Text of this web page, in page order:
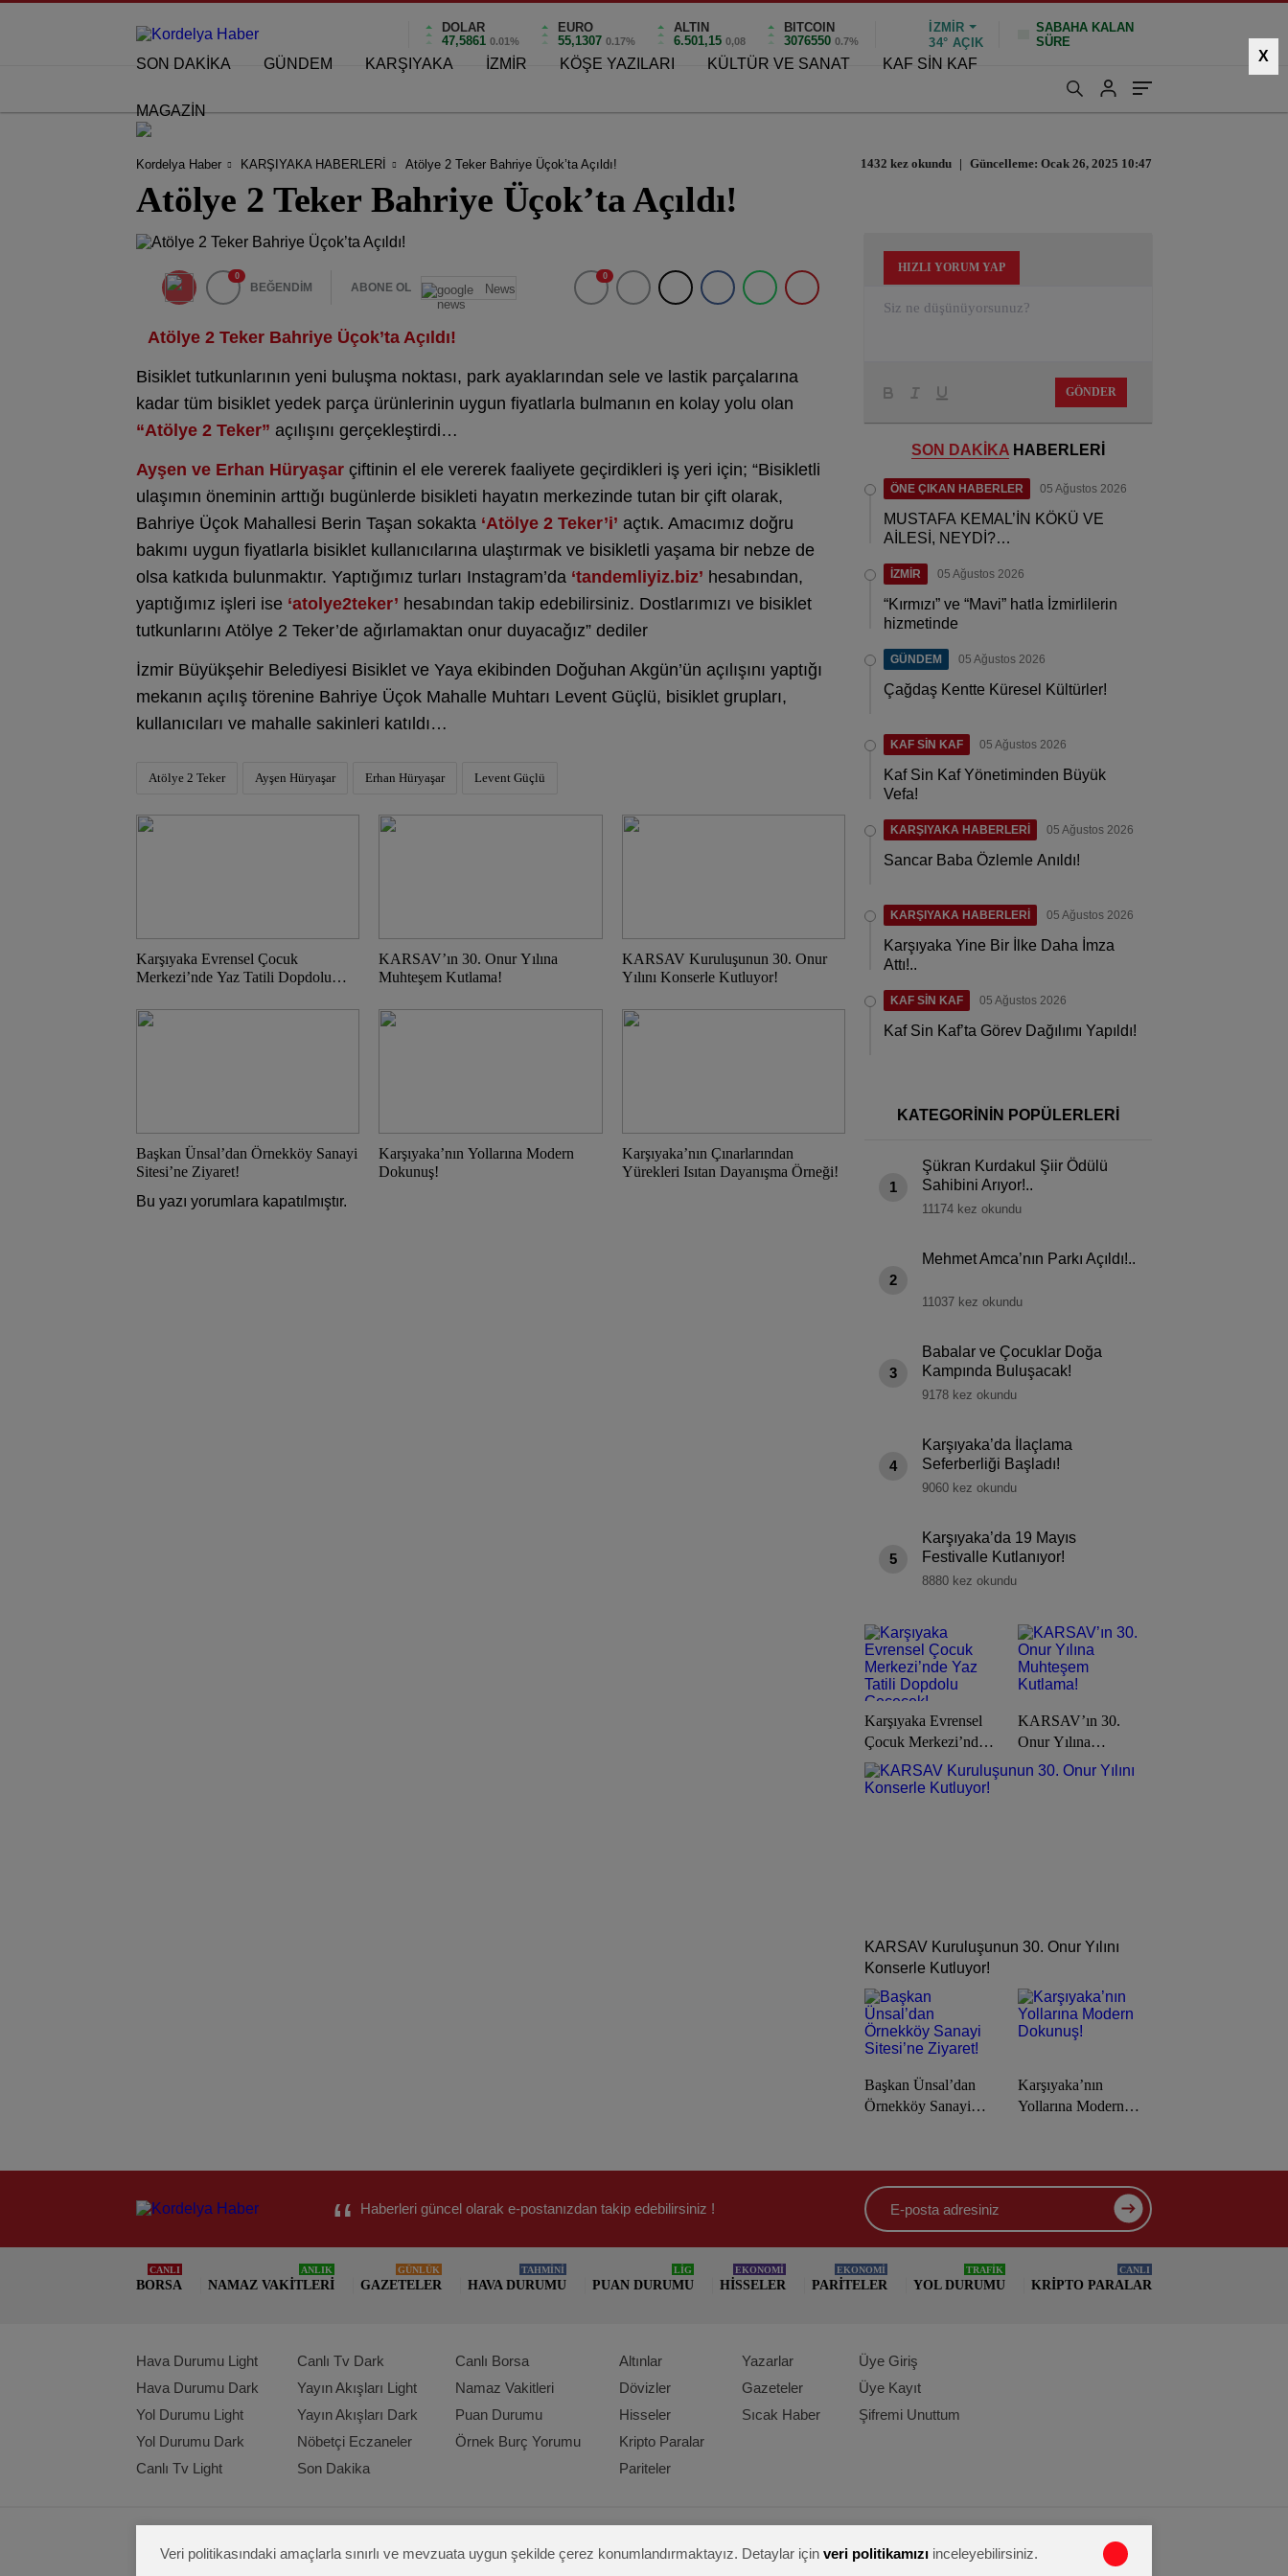
DOLAR
47,5861 0.01%
EURO
55,1307 0.17%
ALTIN
6.501,15 0,08
BITCOIN
3076550 0.7%
İZMIR
34° AÇIK
SABAHA KALAN
SÜRE
SON DAKİKA GÜNDEM KARŞIYAKA İZMİR KÖŞE YAZILARI KÜLTÜR VE SANAT KAF SİN KAF
MAGAZİN
X
Kordelya Haber KARŞIYAKA HABERLERİ Atölye 2 Teker Bahriye Üçok’ta Açıldı! 1432 kez okundu | Güncelleme: Ocak 26, 2025 10:47
Atölye 2 Teker Bahriye Üçok’ta Açıldı!
0
BEĞENDİM ABONE OL News
0
Atölye 2 Teker Bahriye Üçok’ta Açıldı!
Bisiklet tutkunlarının yeni buluşma noktası, park ayaklarından sele ve lastik parçalarına
kadar tüm bisiklet yedek parça ürünlerinin uygun fiyatlarla bulmanın en kolay yolu olan
“Atölye 2 Teker” açılışını gerçekleştirdi…
Ayşen ve Erhan Hüryaşar çiftinin el ele vererek faaliyete geçirdikleri iş yeri için; “Bisikletli
ulaşımın öneminin arttığı bugünlerde bisikleti hayatın merkezinde tutan bir çift olarak,
Bahriye Üçok Mahallesi Berin Taşan sokakta ‘Atölye 2 Teker’i’ açtık. Amacımız doğru
bakımı uygun fiyatlarla bisiklet kullanıcılarına ulaştırmak ve bisikletli yaşama bir nebze de
olsa katkıda bulunmaktır. Yaptığımız turları Instagram’da ‘tandemliyiz.biz’ hesabından,
yaptığımız işleri ise ‘atolye2teker’ hesabından takip edebilirsiniz. Dostlarımızı ve bisiklet
tutkunlarını Atölye 2 Teker’de ağırlamaktan onur duyacağız” dediler
İzmir Büyükşehir Belediyesi Bisiklet ve Yaya ekibinden Doğuhan Akgün’ün açılışını yaptığı
mekanın açılış törenine Bahriye Üçok Mahalle Muhtarı Levent Güçlü, bisiklet grupları,
kullanıcıları ve mahalle sakinleri katıldı…
Atölye 2 Teker Ayşen Hüryaşar Erhan Hüryaşar Levent Güçlü
Karşıyaka Evrensel Çocuk
Merkezi’nde Yaz Tatili Dopdolu
KARSAV’ın 30. Onur Yılına
Muhteşem Kutlama!
KARSAV Kuruluşunun 30. Onur
Yılını Konserle Kutluyor!
Başkan Ünsal’dan Örnekköy Sanayi
Sitesi’ne Ziyaret!
Karşıyaka’nın Yollarına Modern
Dokunuş!
Karşıyaka’nın Çınarlarından
Yürekleri Isıtan Dayanışma Örneği!
Bu yazı yorumlara kapatılmıştır.
HIZLI YORUM YAP
GÖNDER
SON DAKİKA HABERLERİ
ÖNE ÇIKAN HABERLER 05 Ağustos 2026
MUSTAFA KEMAL’İN KÖKÜ VE
AİLESİ, NEYDİ?…
İZMİR 05 Ağustos 2026
“Kırmızı” ve “Mavi” hatla İzmirlilerin
hizmetinde
GÜNDEM 05 Ağustos 2026
Çağdaş Kentte Küresel Kültürler!
KAF SİN KAF 05 Ağustos 2026
Kaf Sin Kaf Yönetiminden Büyük
Vefa!
KARŞIYAKA HABERLERİ 05 Ağustos 2026
Sancar Baba Özlemle Anıldı!
KARŞIYAKA HABERLERİ 05 Ağustos 2026
Karşıyaka Yine Bir İlke Daha İmza
Attı!..
KAF SİN KAF 05 Ağustos 2026
Kaf Sin Kaf’ta Görev Dağılımı Yapıldı!
KATEGORİNİN POPÜLERLERİ
1
Şükran Kurdakul Şiir Ödülü
Sahibini Arıyor!..
11174 kez okundu
2
Mehmet Amca’nın Parkı Açıldı!..
11037 kez okundu
3
Babalar ve Çocuklar Doğa
Kampında Buluşacak!
9178 kez okundu
4
Karşıyaka’da İlaçlama
Seferberliği Başladı!
9060 kez okundu
5
Karşıyaka’da 19 Mayıs
Festivalle Kutlanıyor!
8880 kez okundu
Karşıyaka Evrensel
Çocuk Merkezi’nde
Yaz Tatili Dopdolu
Geçecek!
KARSAV’ın 30.
Onur Yılına
Muhteşem Kutlama!
KARSAV Kuruluşunun 30. Onur Yılını
Konserle Kutluyor!
Başkan Ünsal’dan
Örnekköy Sanayi
Karşıyaka’nın
Yollarına Modern
Haberleri güncel olarak e-postanızdan takip edebilirsiniz !
BORSA
CANLI
NAMAZ VAKITLERI
ANLIK
GAZETELER
GÜNLÜK
HAVA DURUMU
TAHMİNİ
PUAN DURUMU
LİG
HISSELER
EKONOMİ
PARITELER
EKONOMİ
YOL DURUMU
TRAFİK
KRIPTO PARALAR
CANLI
Hava Durumu Light
Hava Durumu Dark
Yol Durumu Light
Yol Durumu Dark
Canlı Tv Light
Canlı Tv Dark
Yayın Akışları Light
Yayın Akışları Dark
Nöbetçi Eczaneler
Son Dakika
Canlı Borsa
Namaz Vakitleri
Puan Durumu
Örnek Burç Yorumu
Altınlar
Dövizler
Hisseler
Kripto Paralar
Pariteler
Yazarlar
Gazeteler
Sıcak Haber
Üye Giriş
Üye Kayıt
Şifremi Unuttum
Veri politikasındaki amaçlarla sınırlı ve mevzuata uygun şekilde çerez konumlandırmaktayız. Detaylar için veri politikamızı inceleyebilirsiniz.